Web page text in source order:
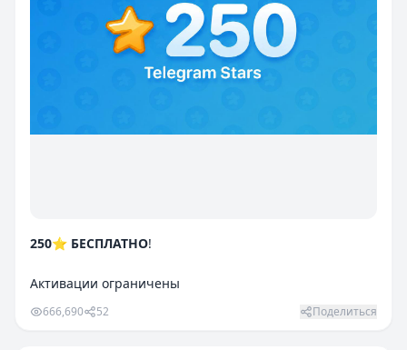
250⭐️ БЕСПЛАТНО!
Активации ограничены
666,690 52 Поделиться